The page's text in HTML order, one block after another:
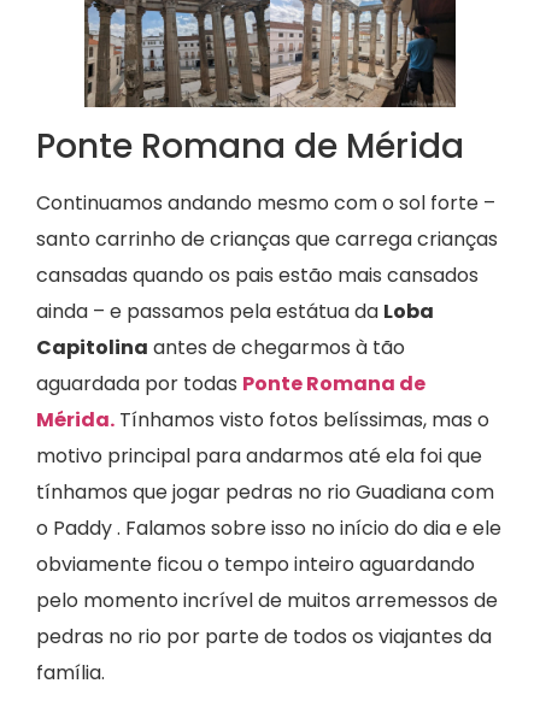
Ponte Romana de Mérida
Continuamos andando mesmo com o sol forte –
santo carrinho de crianças que carrega crianças
cansadas quando os pais estão mais cansados
ainda – e passamos pela estátua da Loba
Capitolina antes de chegarmos à tão
aguardada por todas Ponte Romana de
Mérida. Tínhamos visto fotos belíssimas, mas o
motivo principal para andarmos até ela foi que
tínhamos que jogar pedras no rio Guadiana com
o Paddy . Falamos sobre isso no início do dia e ele
obviamente ficou o tempo inteiro aguardando
pelo momento incrível de muitos arremessos de
pedras no rio por parte de todos os viajantes da
família.